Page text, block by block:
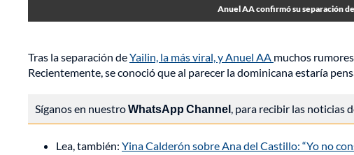
Anuel AA confirmó su separación
Tras la separación deYailin, la más viral, y Anuel AA muchos
Recientemente, se conoció que al parecer la dominicana estaría
Síganos en nuestroWhatsApp Channel, para recibir las noticias
Lea, también: Yina Calderón sobre Ana del Castillo: “Yo no